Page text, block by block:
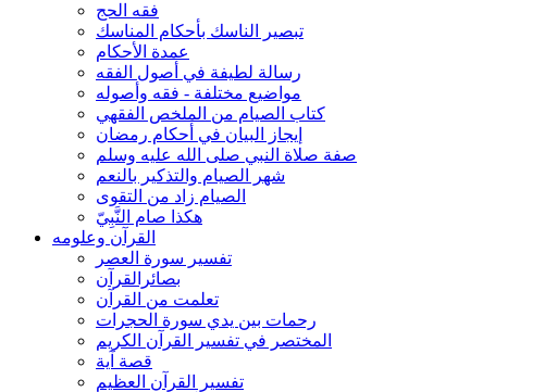
فقه الحج
تبصير الناسك بأحكام المناسك
عمدة الأحكام
رسالة لطيفة في أصول الفقه
مواضيع مختلفة - فقه وأصوله
كتاب الصيام من الملخص الفقهي
إيجاز البيان في أحكام رمضان
صفة صلاة النبي صلى الله عليه وسلم
شهر الصيام والتذكير بالنعم
الصيام زاد من التقوى
هكذا صام النَّبِيّ
القرآن وعلومه
تفسير سورة العصر
بصائرالقرآن
تعلمت من القرآن
رحمات بين يدي سورة الحجرات
المختصر في تفسير القرآن الكريم
قصة آية
تفسير القرآن العظيم